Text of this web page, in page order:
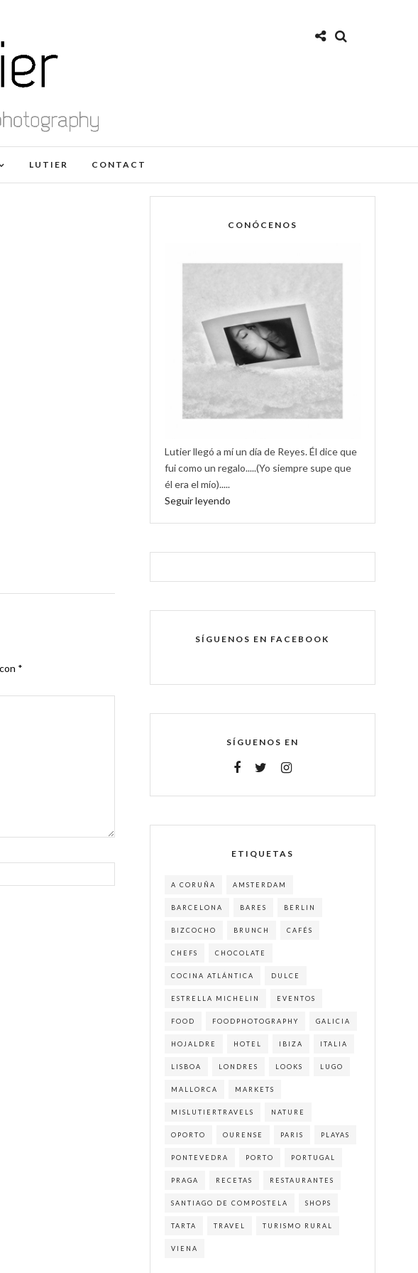
LUTIER CONTACT
*
CONÓCENOS
Lutier llegó a mí un día de Reyes. Él dice que
fui como un regalo.....(Yo siempre supe que
él era el mío).....
Seguir leyendo
SÍGUENOS EN FACEBOOK
SÍGUENOS EN
ETIQUETAS
A CORUÑA AMSTERDAM
BARCELONA BARES BERLIN
BIZCOCHO BRUNCH CAFÉS
CHEFS CHOCOLATE
COCINA ATLÁNTICA DULCE
ESTRELLA MICHELIN EVENTOS
FOOD FOODPHOTOGRAPHY GALICIA
HOJALDRE HOTEL IBIZA ITALIA
LISBOA LONDRES LOOKS LUGO
MALLORCA MARKETS
MISLUTIERTRAVELS NATURE
OPORTO OURENSE PARIS PLAYAS
PONTEVEDRA PORTO PORTUGAL
PRAGA RECETAS RESTAURANTES
SANTIAGO DE COMPOSTELA SHOPS
TARTA TRAVEL TURISMO RURAL
VIENA